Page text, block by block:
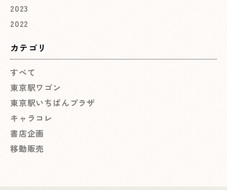
2023
2022
カテゴリ
すべて
東京駅ワゴン
東京駅いちばんプラザ
キャラコレ
書店企画
移動販売